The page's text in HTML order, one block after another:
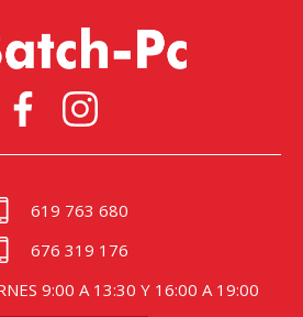
619 763 680
676 319 176
9:00 A 13:30 Y 16:00 A 19:00